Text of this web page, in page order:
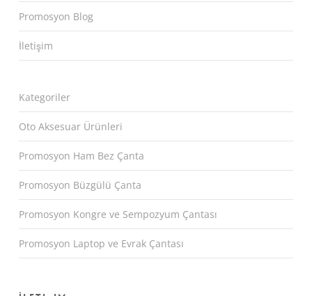
Promosyon Blog
İletişim
Kategoriler
Oto Aksesuar Ürünleri
Promosyon Ham Bez Çanta
Promosyon Büzgülü Çanta
Promosyon Kongre ve Sempozyum Çantası
Promosyon Laptop ve Evrak Çantası